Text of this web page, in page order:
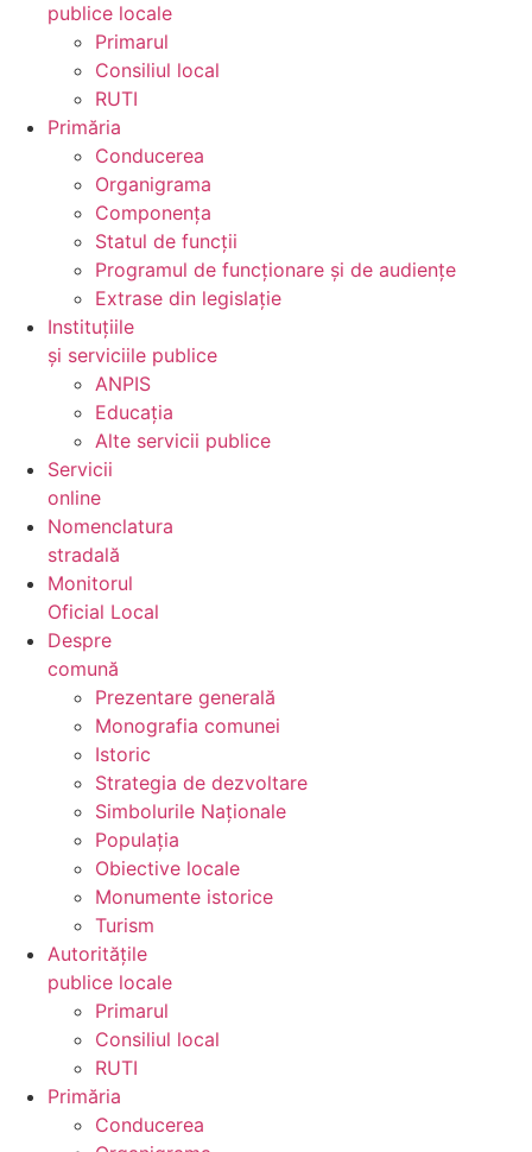
publice locale
Primarul
Consiliul local
RUTI
Primăria
Conducerea
Organigrama
Componența
Statul de funcții
Programul de funcționare și de audiențe
Extrase din legislație
Instituțiile
și serviciile publice
ANPIS
Educația
Alte servicii publice
Servicii
online
Nomenclatura
stradală
Monitorul
Oficial Local
Despre
comună
Prezentare generală
Monografia comunei
Istoric
Strategia de dezvoltare
Simbolurile Naționale
Populația
Obiective locale
Monumente istorice
Turism
Autoritățile
publice locale
Primarul
Consiliul local
RUTI
Primăria
Conducerea